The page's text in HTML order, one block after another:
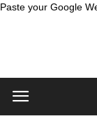
Paste your Google